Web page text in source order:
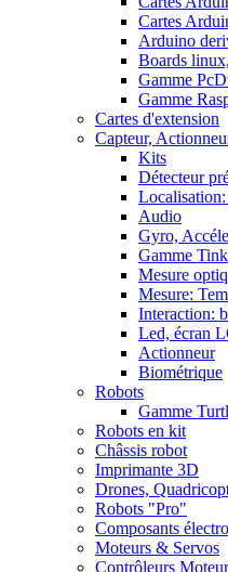
Cartes
Arduino
Boards
Gamme
Gamme
Cartes d'extension
Capteur,
Kits
Détecteur
Audio
Gyro,
Gamme
Mesure
Mesure:
Interaction:
Led, écran
Actionneur
Biométrique
Robots
Gamme
Robots en kit
Châssis robot
Imprimante 3D
Drones,
Robots "Pro"
Composants
Moteurs & Servos
Contrôleurs